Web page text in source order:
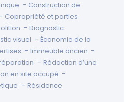
- Construction de
- Copropriété et parties
- Diagnostic
visuel - Économie de la
- Immeuble ancien -
- Rédaction d’une
en site occupé -
- Résidence